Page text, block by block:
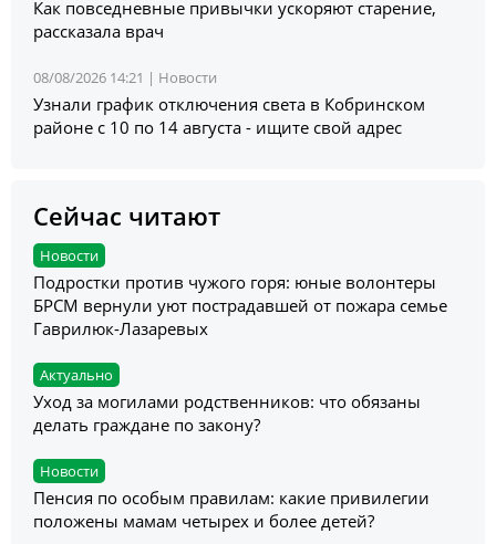
Как повседневные привычки ускоряют старение,
рассказала врач
08/08/2026 14:21 | Новости
Узнали график отключения света в Кобринском
районе с 10 по 14 августа - ищите свой адрес
Сейчас читают
Новости
Подростки против чужого горя: юные волонтеры
БРСМ вернули уют пострадавшей от пожара семье
Гаврилюк-Лазаревых
Актуально
Уход за могилами родственников: что обязаны
делать граждане по закону?
Новости
Пенсия по особым правилам: какие привилегии
положены мамам четырех и более детей?